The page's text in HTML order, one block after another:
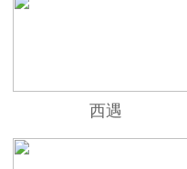
西遇